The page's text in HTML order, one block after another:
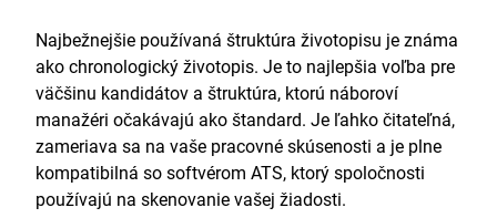
druhej fáze za kalendárny mesiac, čím prekročil/a cieľ
o 25 %.
V každom štvrťroku zamestnania generoval
príjem o viac ako 15 % vyšší ako cieľové hodnoty.
Vzdelávanie
Bakalársky titul v odbore Manažment (Ľudské
zdroje), september 2011 – jún 2015
Najbežnejšie používaná štruktúra životopisu je známa
ako chronologický životopis. Je to najlepšia voľba pre
väčšinu kandidátov a štruktúra, ktorú náboroví
manažéri očakávajú ako štandard. Je ľahko čitateľná,
zameriava sa na vaše pracovné skúsenosti a je plne
kompatibilná so softvérom ATS, ktorý spoločnosti
používajú na skenovanie vašej žiadosti.